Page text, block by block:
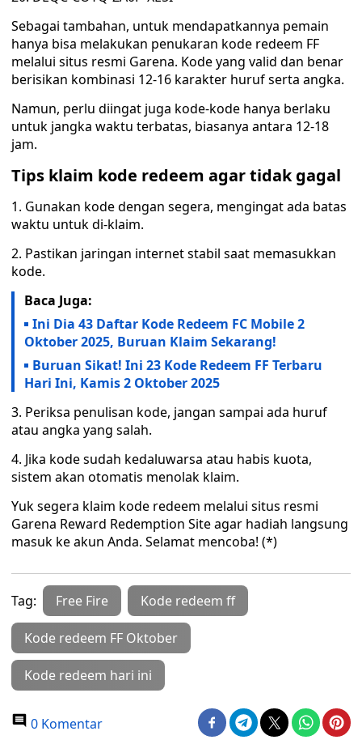
Sebagai tambahan, untuk mendapatkannya pemain
hanya bisa melakukan penukaran kode redeem FF
melalui situs resmi Garena. Kode yang valid dan benar
berisikan kombinasi 12-16 karakter huruf serta angka.
Namun, perlu diingat juga kode-kode hanya berlaku
untuk jangka waktu terbatas, biasanya antara 12-18
jam.
Tips klaim kode redeem agar tidak gagal
1. Gunakan kode dengan segera, mengingat ada batas
waktu untuk di-klaim.
2. Pastikan jaringan internet stabil saat memasukkan
kode.
Baca Juga:
Ini Dia 43 Daftar Kode Redeem FC Mobile 2
Oktober 2025, Buruan Klaim Sekarang!
Buruan Sikat! Ini 23 Kode Redeem FF Terbaru
Hari Ini, Kamis 2 Oktober 2025
3. Periksa penulisan kode, jangan sampai ada huruf
atau angka yang salah.
4. Jika kode sudah kedaluwarsa atau habis kuota,
sistem akan otomatis menolak klaim.
Yuk segera klaim kode redeem melalui situs resmi
Garena Reward Redemption Site agar hadiah langsung
masuk ke akun Anda. Selamat mencoba! (*)
Tag: Free Fire Kode redeem ff
Kode redeem FF Oktober
Kode redeem hari ini
0 Komentar